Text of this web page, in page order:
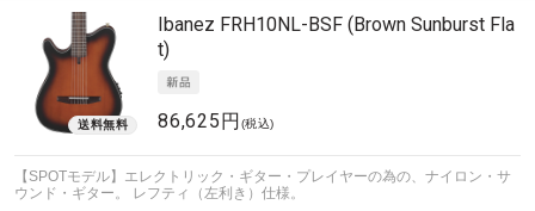
Ibanez FRH10NL-BSF (Brown Sunburst Fla
t)
86,625円 (税込)
【SPOTモデル】エレクトリック・ギター・プレイヤーの為の、ナイロン・サ
ウンド・ギター。 レフティ（左利き）仕様。